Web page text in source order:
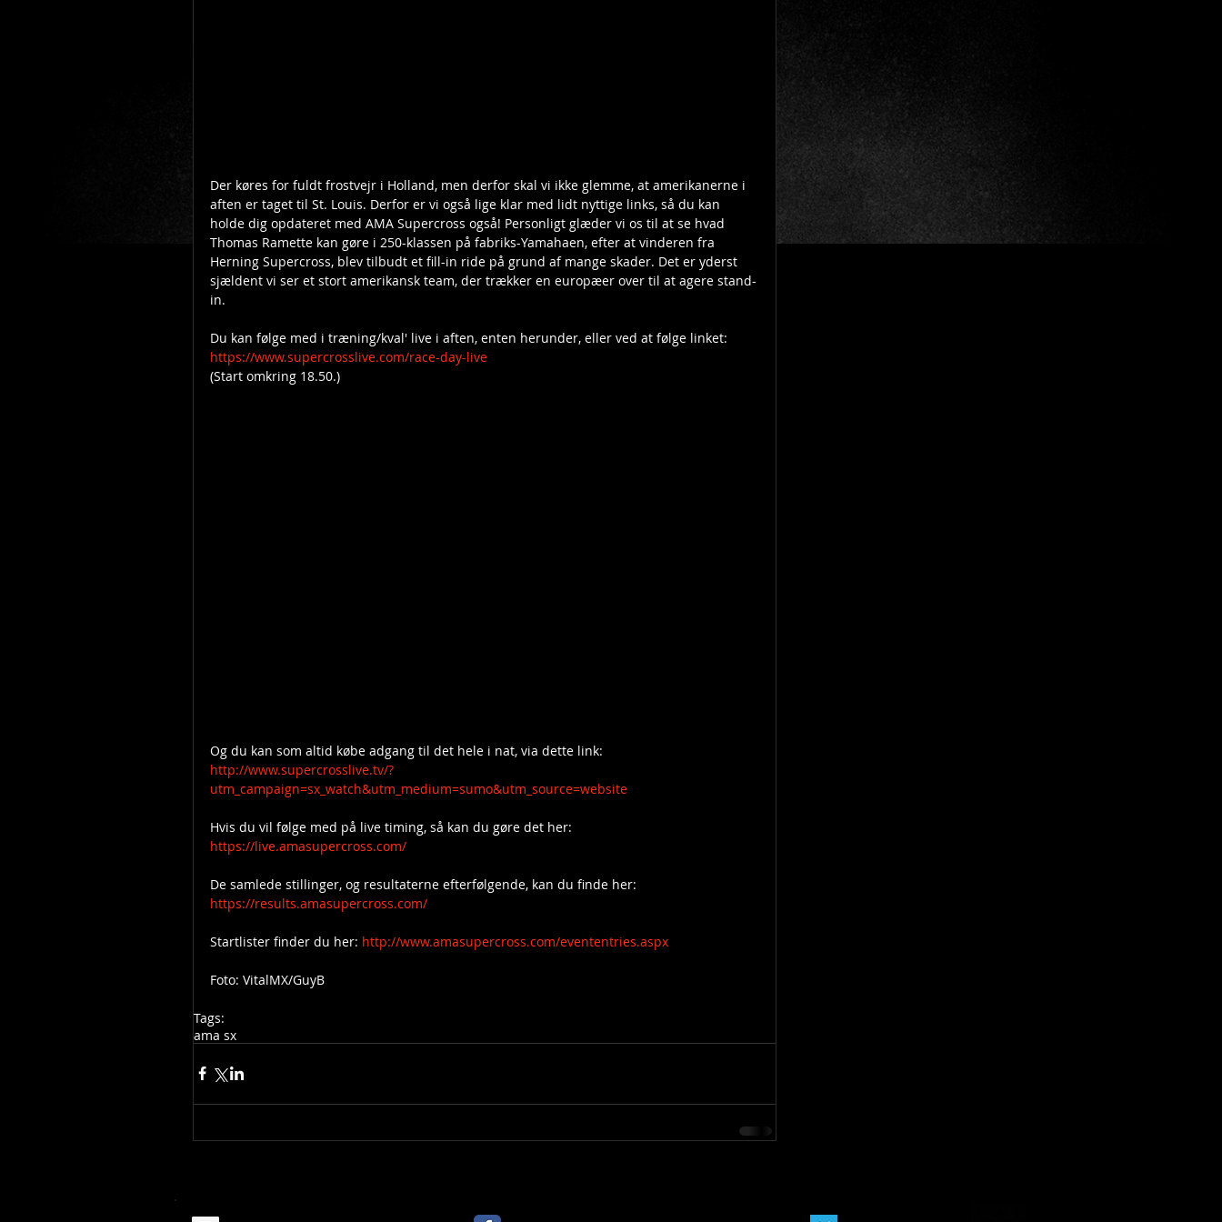
Der køres for fuldt frostvejr i Holland, men derfor skal vi ikke glemme, at amerikanerne i
aften er taget til St. Louis. Derfor er vi også lige klar med lidt nyttige links, så du kan
holde dig opdateret med AMA Supercross også! Personligt glæder vi os til at se hvad
Thomas Ramette kan gøre i 250-klassen på fabriks-Yamahaen, efter at vinderen fra
Herning Supercross, blev tilbudt et fill-in ride på grund af mange skader. Det er yderst
sjældent vi ser et stort amerikansk team, der trækker en europæer over til at agere stand-
in.
Du kan følge med i træning/kval' live i aften, enten herunder, eller ved at følge linket:
https://www.supercrosslive.com/race-day-live
(Start omkring 18.50.)
Og du kan som altid købe adgang til det hele i nat, via dette link:
http://www.supercrosslive.tv/?
utm_campaign=sx_watch&utm_medium=sumo&utm_source=website
Hvis du vil følge med på live timing, så kan du gøre det her:
https://live.amasupercross.com/
De samlede stillinger, og resultaterne efterfølgende, kan du finde her:
https://results.amasupercross.com/
Startlister finder du her: http://www.amasupercross.com/evententries.aspx
Foto: VitalMX/GuyB
Tags:
ama sx